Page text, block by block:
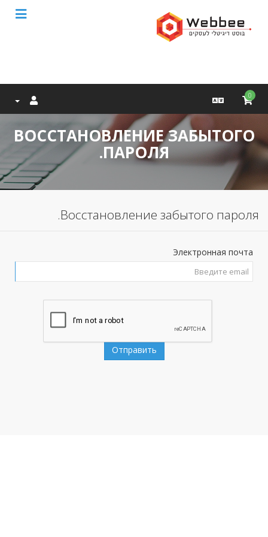
0
ВОССТАНОВЛЕНИЕ ЗАБЫТОГО
ПАРОЛЯ.
Восстановление забытого пароля.
Электронная почта
Отправить